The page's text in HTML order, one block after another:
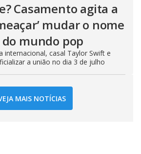
Casamento agita a
mudar o nome
mundo pop
internacional, casal Taylor Swift e
a união no dia 3 de julho
MAIS NOTÍCIAS